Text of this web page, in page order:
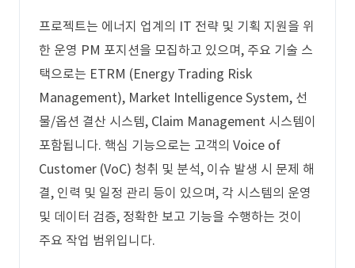
프로젝트는 에너지 업계의 IT 전략 및 기획 지원을 위
한 운영 PM 포지션을 모집하고 있으며, 주요 기술 스
택으로는 ETRM (Energy Trading Risk
Management), Market Intelligence System, 선
물/옵션 결산 시스템, Claim Management 시스템이
포함됩니다. 핵심 기능으로는 고객의 Voice of
Customer (VoC) 청취 및 분석, 이슈 발생 시 문제 해
결, 인력 및 일정 관리 등이 있으며, 각 시스템의 운영
및 데이터 검증, 정확한 보고 기능을 수행하는 것이
주요 작업 범위입니다.